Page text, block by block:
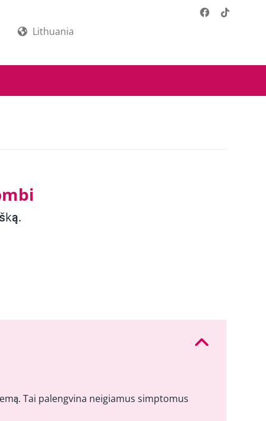
Lithuania
Tai palengvina neigiamus simptomus